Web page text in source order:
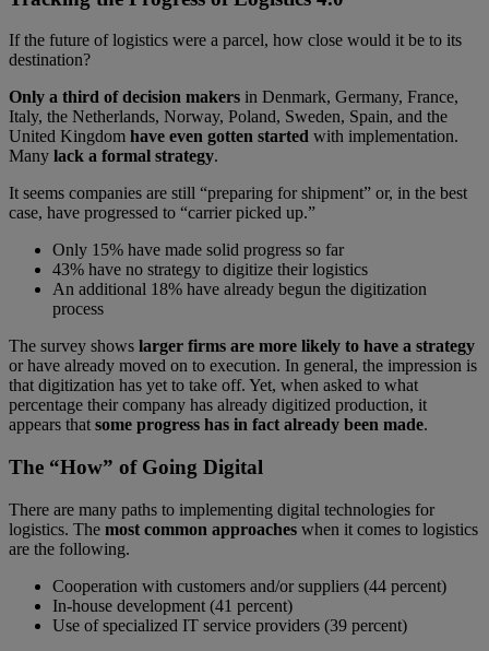
If the future of logistics were a parcel, how close would it be to its
destination?
Only a third of decision makers in Denmark, Germany, France,
Italy, the Netherlands, Norway, Poland, Sweden, Spain, and the
United Kingdom have even gotten started with implementation.
Many lack a formal strategy.
It seems companies are still “preparing for shipment” or, in the best
case, have progressed to “carrier picked up.”
Only 15% have made solid progress so far
43% have no strategy to digitize their logistics
An additional 18% have already begun the digitization
process
The survey shows larger firms are more likely to have a strategy
or have already moved on to execution. In general, the impression is
that digitization has yet to take off. Yet, when asked to what
percentage their company has already digitized production, it
appears that some progress has in fact already been made.
The “How” of Going Digital
There are many paths to implementing digital technologies for
logistics. The most common approaches when it comes to logistics
are the following.
Cooperation with customers and/or suppliers (44 percent)
In-house development (41 percent)
Use of specialized IT service providers (39 percent)